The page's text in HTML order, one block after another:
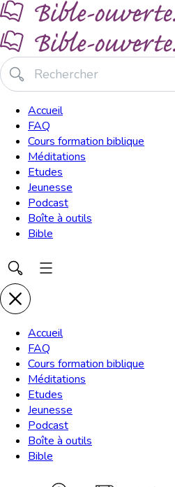
Accueil
FAQ
Cours formation biblique
Méditations
Etudes
Jeunesse
Podcast
Boîte à outils
Bible
Accueil
FAQ
Cours formation biblique
Méditations
Etudes
Jeunesse
Podcast
Boîte à outils
Bible